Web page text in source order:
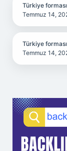
Türkiye
Temmuz 14,
Türkiye
Temmuz 14,